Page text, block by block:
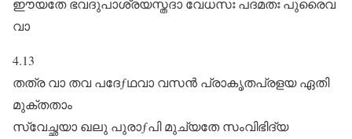
ഈയതേ ഭവദുപാശ്രയസ്തദാ വേധസഃ പദമതഃ പുരൈവ
വാ
4.13
തത്ര വാ തവ പദേƒഥവാ വസൻ പ്രാകൃതപ്രളയ ഏതി
മുക്തതാം
സ്വേച്ഛയാ ഖലു പുരാƒപി മുച്യതേ സംവിഭിദ്യ